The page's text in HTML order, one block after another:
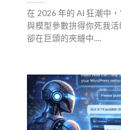
在 2026 年的 AI 狂潮中
與模型參數拚得你死我活
卻在巨頭的夾縫中....